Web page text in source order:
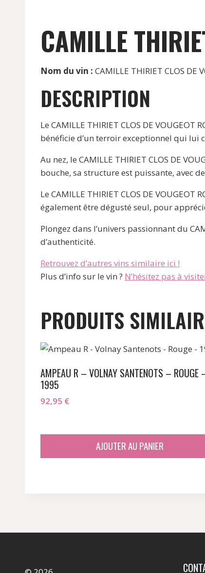
CAMILLE
Nom du vin : CAMILLE THIRIET CLOS DE
DESCRIPTION
Le CAMILLE THIRIET CLOS DE
bénéficie d’un terroir exceptionnel qui lui
Au nez, le CAMILLE THIRIET CLOS DE
bouche, sa structure est puissante, avec
Le CAMILLE THIRIET CLOS DE
également être dégusté seul, pour
Plongez dans l’univers passionnant du
d’authenticité.
Retrouvez d’autres vins similaire ici !
Plus d’info sur le vin ? N’hésitez pas à
PRODUITS
AMPEAU R – VOLNAY SANTENOTS – ROUGE
1995
92,95 €
AJOUTER AU PANIER